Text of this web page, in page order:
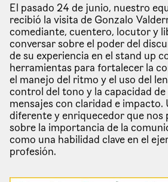
El pasado 24 de junio, nuestro
recibió la visita de Gonzalo
comediante, cuentero, locutor y
conversar sobre el poder del
de su experiencia en el stand up
herramientas para fortalecer la
el manejo del ritmo y el uso del
control del tono y la capacidad
mensajes con claridad e impacto.
diferente y enriquecedor que
sobre la importancia de la
como una habilidad clave en el
profesión.